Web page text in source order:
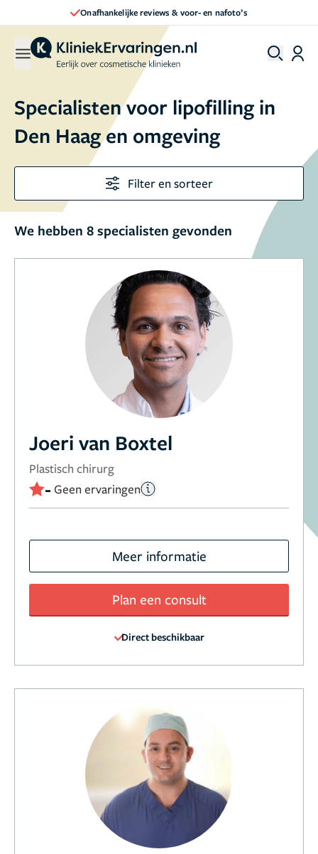
Onafhankelijke reviews & voor- en nafoto’s
Specialisten voor lipofilling in
Den Haag en omgeving
Filter en sorteer
We hebben 8 specialisten gevonden
Joeri van Boxtel
Plastisch chirurg
- Geen ervaringen
Meer informatie
Plan een consult
Direct beschikbaar